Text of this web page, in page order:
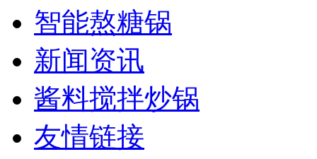
智能熬糖锅
新闻资讯
酱料搅拌炒锅
友情链接